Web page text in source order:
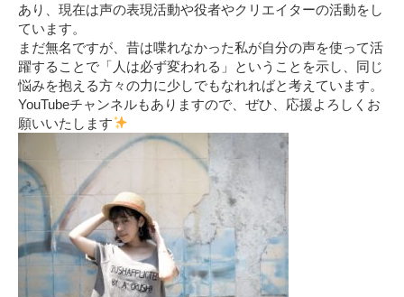
あり、現在は声の表現活動や役者やクリエイターの活動をし
ています。
まだ無名ですが、昔は喋れなかった私が自分の声を使って活
躍することで「人は必ず変われる」ということを示し、同じ
悩みを抱える方々の力に少しでもなれればと考えています。
YouTubeチャンネルもありますので、ぜひ、応援よろしくお
願いいたします